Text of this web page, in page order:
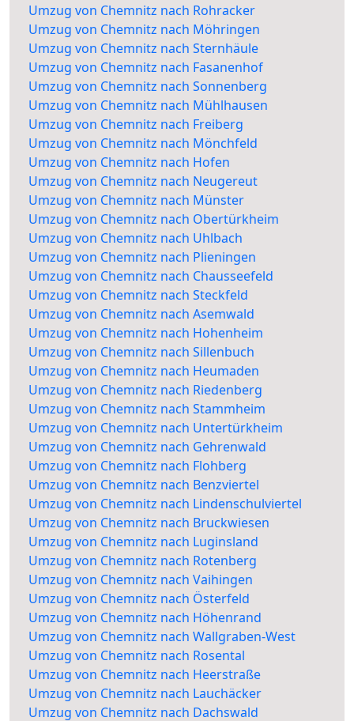
Umzug von Chemnitz nach Rohracker
Umzug von Chemnitz nach Möhringen
Umzug von Chemnitz nach Sternhäule
Umzug von Chemnitz nach Fasanenhof
Umzug von Chemnitz nach Sonnenberg
Umzug von Chemnitz nach Mühlhausen
Umzug von Chemnitz nach Freiberg
Umzug von Chemnitz nach Mönchfeld
Umzug von Chemnitz nach Hofen
Umzug von Chemnitz nach Neugereut
Umzug von Chemnitz nach Münster
Umzug von Chemnitz nach Obertürkheim
Umzug von Chemnitz nach Uhlbach
Umzug von Chemnitz nach Plieningen
Umzug von Chemnitz nach Chausseefeld
Umzug von Chemnitz nach Steckfeld
Umzug von Chemnitz nach Asemwald
Umzug von Chemnitz nach Hohenheim
Umzug von Chemnitz nach Sillenbuch
Umzug von Chemnitz nach Heumaden
Umzug von Chemnitz nach Riedenberg
Umzug von Chemnitz nach Stammheim
Umzug von Chemnitz nach Untertürkheim
Umzug von Chemnitz nach Gehrenwald
Umzug von Chemnitz nach Flohberg
Umzug von Chemnitz nach Benzviertel
Umzug von Chemnitz nach Lindenschulviertel
Umzug von Chemnitz nach Bruckwiesen
Umzug von Chemnitz nach Luginsland
Umzug von Chemnitz nach Rotenberg
Umzug von Chemnitz nach Vaihingen
Umzug von Chemnitz nach Österfeld
Umzug von Chemnitz nach Höhenrand
Umzug von Chemnitz nach Wallgraben-West
Umzug von Chemnitz nach Rosental
Umzug von Chemnitz nach Heerstraße
Umzug von Chemnitz nach Lauchäcker
Umzug von Chemnitz nach Dachswald